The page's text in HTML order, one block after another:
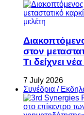
στον
Τι δείχνει
7 July 2026
Συνέδρια /